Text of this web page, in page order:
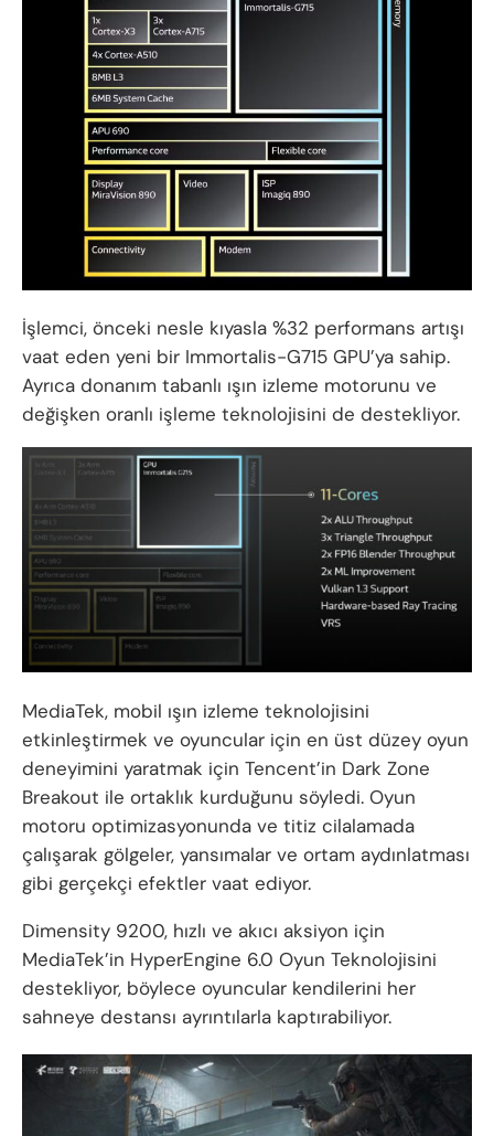
İşlemci, önceki nesle kıyasla %32 performans artışı
vaat eden yeni bir Immortalis-G715 GPU’ya sahip.
Ayrıca donanım tabanlı ışın izleme motorunu ve
değişken oranlı işleme teknolojisini de destekliyor.
MediaTek, mobil ışın izleme teknolojisini
etkinleştirmek ve oyuncular için en üst düzey oyun
deneyimini yaratmak için Tencent’in Dark Zone
Breakout ile ortaklık kurduğunu söyledi. Oyun
motoru optimizasyonunda ve titiz cilalamada
çalışarak gölgeler, yansımalar ve ortam aydınlatması
gibi gerçekçi efektler vaat ediyor.
Dimensity 9200, hızlı ve akıcı aksiyon için
MediaTek’in HyperEngine 6.0 Oyun Teknolojisini
destekliyor, böylece oyuncular kendilerini her
sahneye destansı ayrıntılarla kaptırabiliyor.